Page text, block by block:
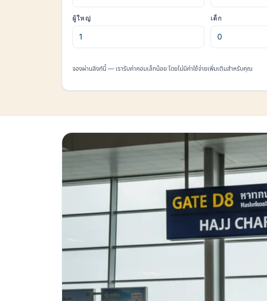
ผู้ใหญ่ เด็ก
จองผ่านลิงก์นี้ — เรารับค่าคอมเล็กน้อย โดยไม่มีค่าใช้จ่ายเพิ่มเติมสำหรับคุณ